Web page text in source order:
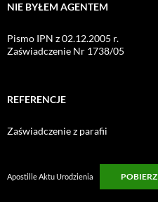
NIE BYŁEM AGENTEM
Pismo IPN z 02.12.2005 r.
Zaświadczenie Nr 1738/05
REFERENCJE
Zaświadczenie z parafii
Apostille Aktu Urodzienia POBIERZ